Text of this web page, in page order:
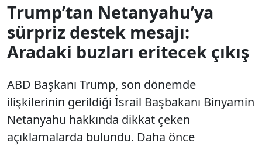
Trump’tan Netanyahu’ya
sürpriz destek mesajı:
Aradaki buzları eritecek çıkış
ABD Başkanı Trump, son dönemde
ilişkilerinin gerildiği İsrail Başbakanı Binyamin
Netanyahu hakkında dikkat çeken
açıklamalarda bulundu. Daha önce